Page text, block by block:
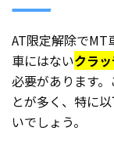
AT限定解除でMT
車にはないクラ
必要があります
とが多く、特に
いでしょう。